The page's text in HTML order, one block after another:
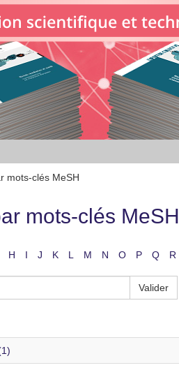
mots-clés MeSH
mots-clés MeSH
H I J K L M N O P Q R
Valider